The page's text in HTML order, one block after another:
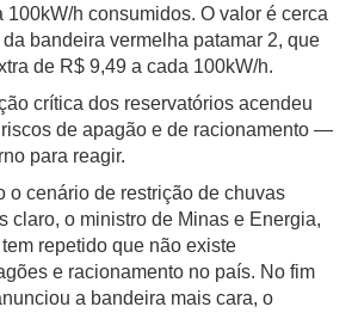
100kW/h consumidos. O valor é cerca
bandeira vermelha patamar 2, que
de R$ 9,49 a cada 100kW/h.
crítica dos reservatórios acendeu
de apagão e de racionamento —
para reagir.
o cenário de restrição de chuvas
claro, o ministro de Minas e Energia,
repetido que não existe
e racionamento no país. No fim
a bandeira mais cara, o